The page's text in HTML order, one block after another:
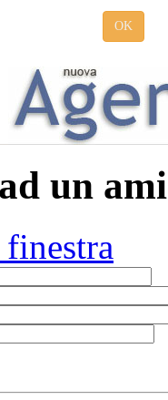
OK
un